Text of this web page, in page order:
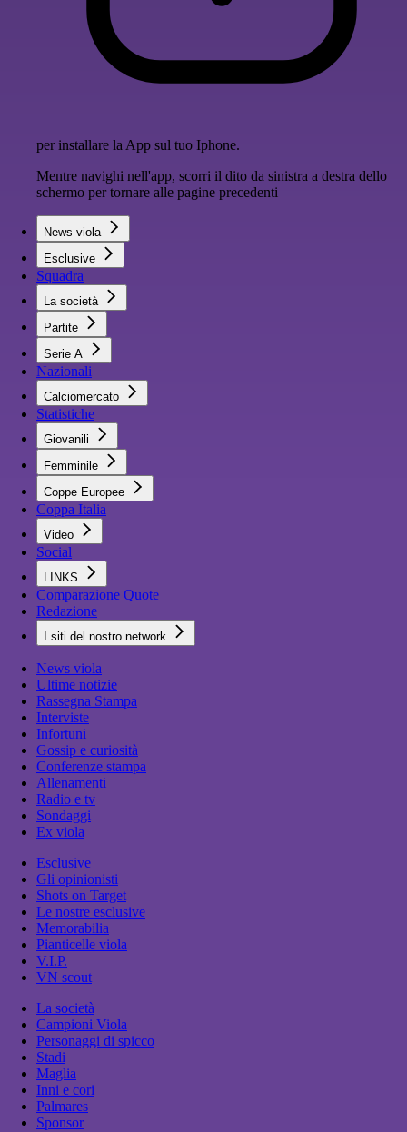
per installare la App sul tuo Iphone.
Mentre navighi nell'app, scorri il dito da sinistra a destra dello
schermo per tornare alle pagine precedenti
News viola
Esclusive
Squadra
La società
Partite
Serie A
Nazionali
Calciomercato
Statistiche
Giovanili
Femminile
Coppe Europee
Coppa Italia
Video
Social
LINKS
Comparazione Quote
Redazione
I siti del nostro network
News viola
Ultime notizie
Rassegna Stampa
Interviste
Infortuni
Gossip e curiosità
Conferenze stampa
Allenamenti
Radio e tv
Sondaggi
Ex viola
Esclusive
Gli opinionisti
Shots on Target
Le nostre esclusive
Memorabilia
Pianticelle viola
V.I.P.
VN scout
La società
Campioni Viola
Personaggi di spicco
Stadi
Maglia
Inni e cori
Palmares
Sponsor